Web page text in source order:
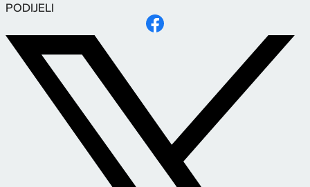
PODIJELI